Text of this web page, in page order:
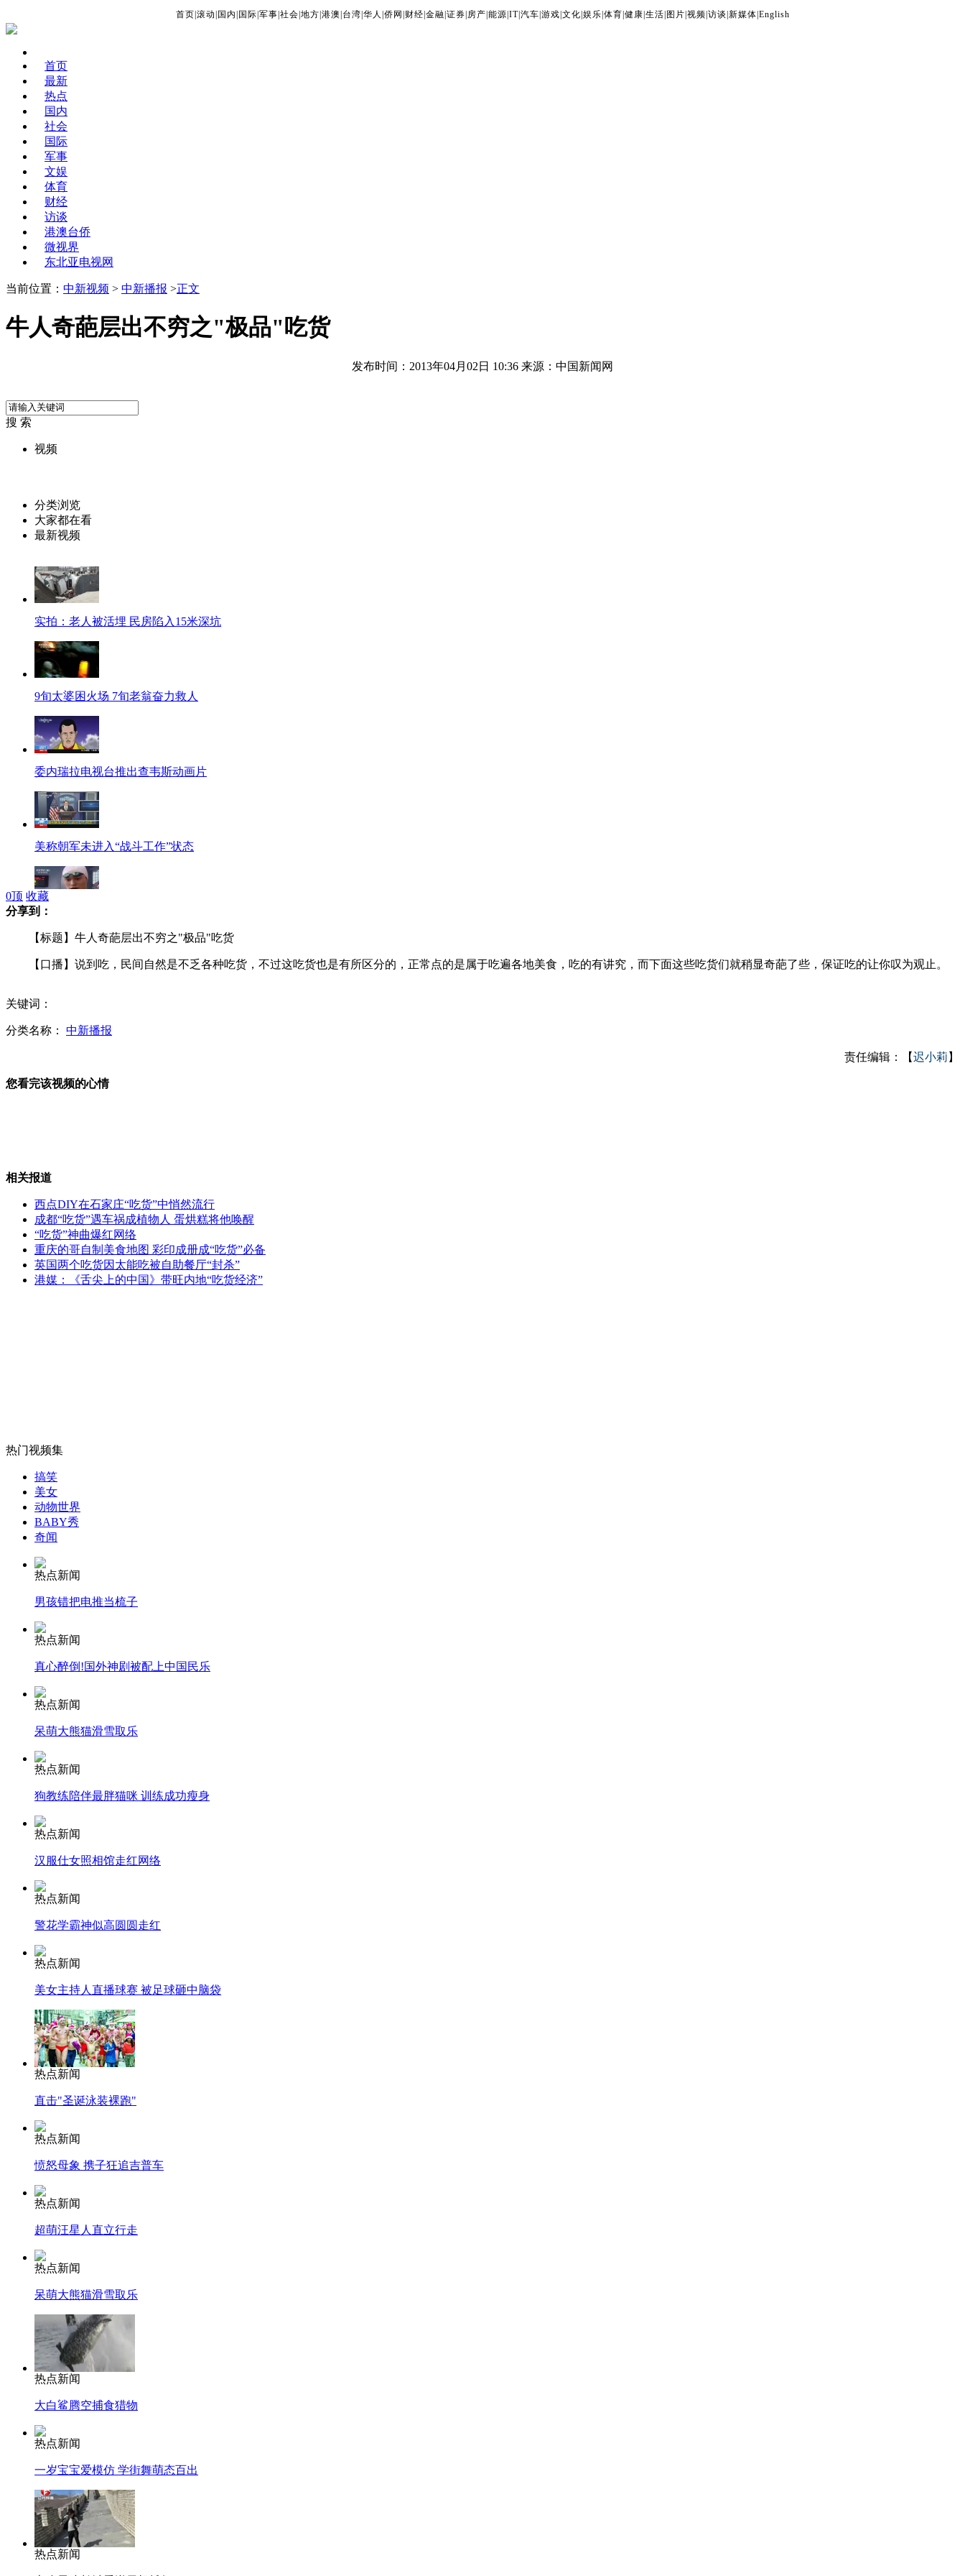
首页 滚动 国内 国际 军事 社会 地方 港澳 台湾 华人 侨网 财经 金融 证券 房产 能源 IT| 汽车 游戏 文化 娱乐 体育 健康 生活 图片 视频 访谈 新媒体 English
首页
最新
热点
国内
社会
国际
军事
文娱
体育
财经
访谈
港澳台侨
微视界
东北亚电视网
当前位置： 中新视频 > 中新播报 >正文
牛人奇葩层出不穷之"极品"吃货
发布时间：2013年04月02日 10:36 来源：中国新闻网
搜 索
视频
分类浏览
大家都在看
最新视频
实拍：老人被活埋 民房陷入15米深坑
9旬太婆困火场 7旬老翁奋力救人
委内瑞拉电视台推出查韦斯动画片
美称朝军未进入“战斗工作”状态
孙杨自曝奥运会前曾打封闭
史玉柱发愚人节报告 中国屌丝5.26亿
西藏山体塌方已发现36名遇难者遗体
无痛分娩是否安全 医生回应
外交部：反对强权政治霸凌主义
外交部：有关国家言论片面不公正
安徽一实载49人客车翻车
走！跟着总书记去植树
消防员救轻生者
纽约上演“枕头大战”
司机酒驾遇交警 急速倒车逃窜
0顶 收藏
分享到：
【标题】牛人奇葩层出不穷之"极品"吃货
【口播】说到吃，民间自然是不乏各种吃货，不过这吃货也是有所区分的，正常点的是属于吃遍各地美食，吃的有讲究，而下面这些吃货们就稍显奇葩了些，保证吃的让你叹为观止。
关键词：
分类名称： 中新播报
责任编辑：【迟小莉 】
您看完该视频的心情
相关报道
西点DIY在石家庄“吃货”中悄然流行
成都“吃货”遇车祸成植物人 蛋烘糕将他唤醒
“吃货”神曲爆红网络
重庆的哥自制美食地图 彩印成册成“吃货”必备
英国两个吃货因太能吃被自助餐厅“封杀”
港媒：《舌尖上的中国》带旺内地“吃货经济”
热门视频集
搞笑
美女
动物世界
BABY秀
奇闻
热点新闻
男孩错把电推当梳子
热点新闻
真心醉倒!国外神剧被配上中国民乐
热点新闻
呆萌大熊猫滑雪取乐
热点新闻
狗教练陪伴最胖猫咪 训练成功瘦身
热点新闻
汉服仕女照相馆走红网络
热点新闻
警花学霸神似高圆圆走红
热点新闻
美女主持人直播球赛 被足球砸中脑袋
热点新闻
直击"圣诞泳装裸跑"
热点新闻
愤怒母象 携子狂追吉普车
热点新闻
超萌汪星人直立行走
热点新闻
呆萌大熊猫滑雪取乐
热点新闻
大白鲨腾空捕食猎物
热点新闻
一岁宝宝爱模仿 学街舞萌态百出
热点新闻